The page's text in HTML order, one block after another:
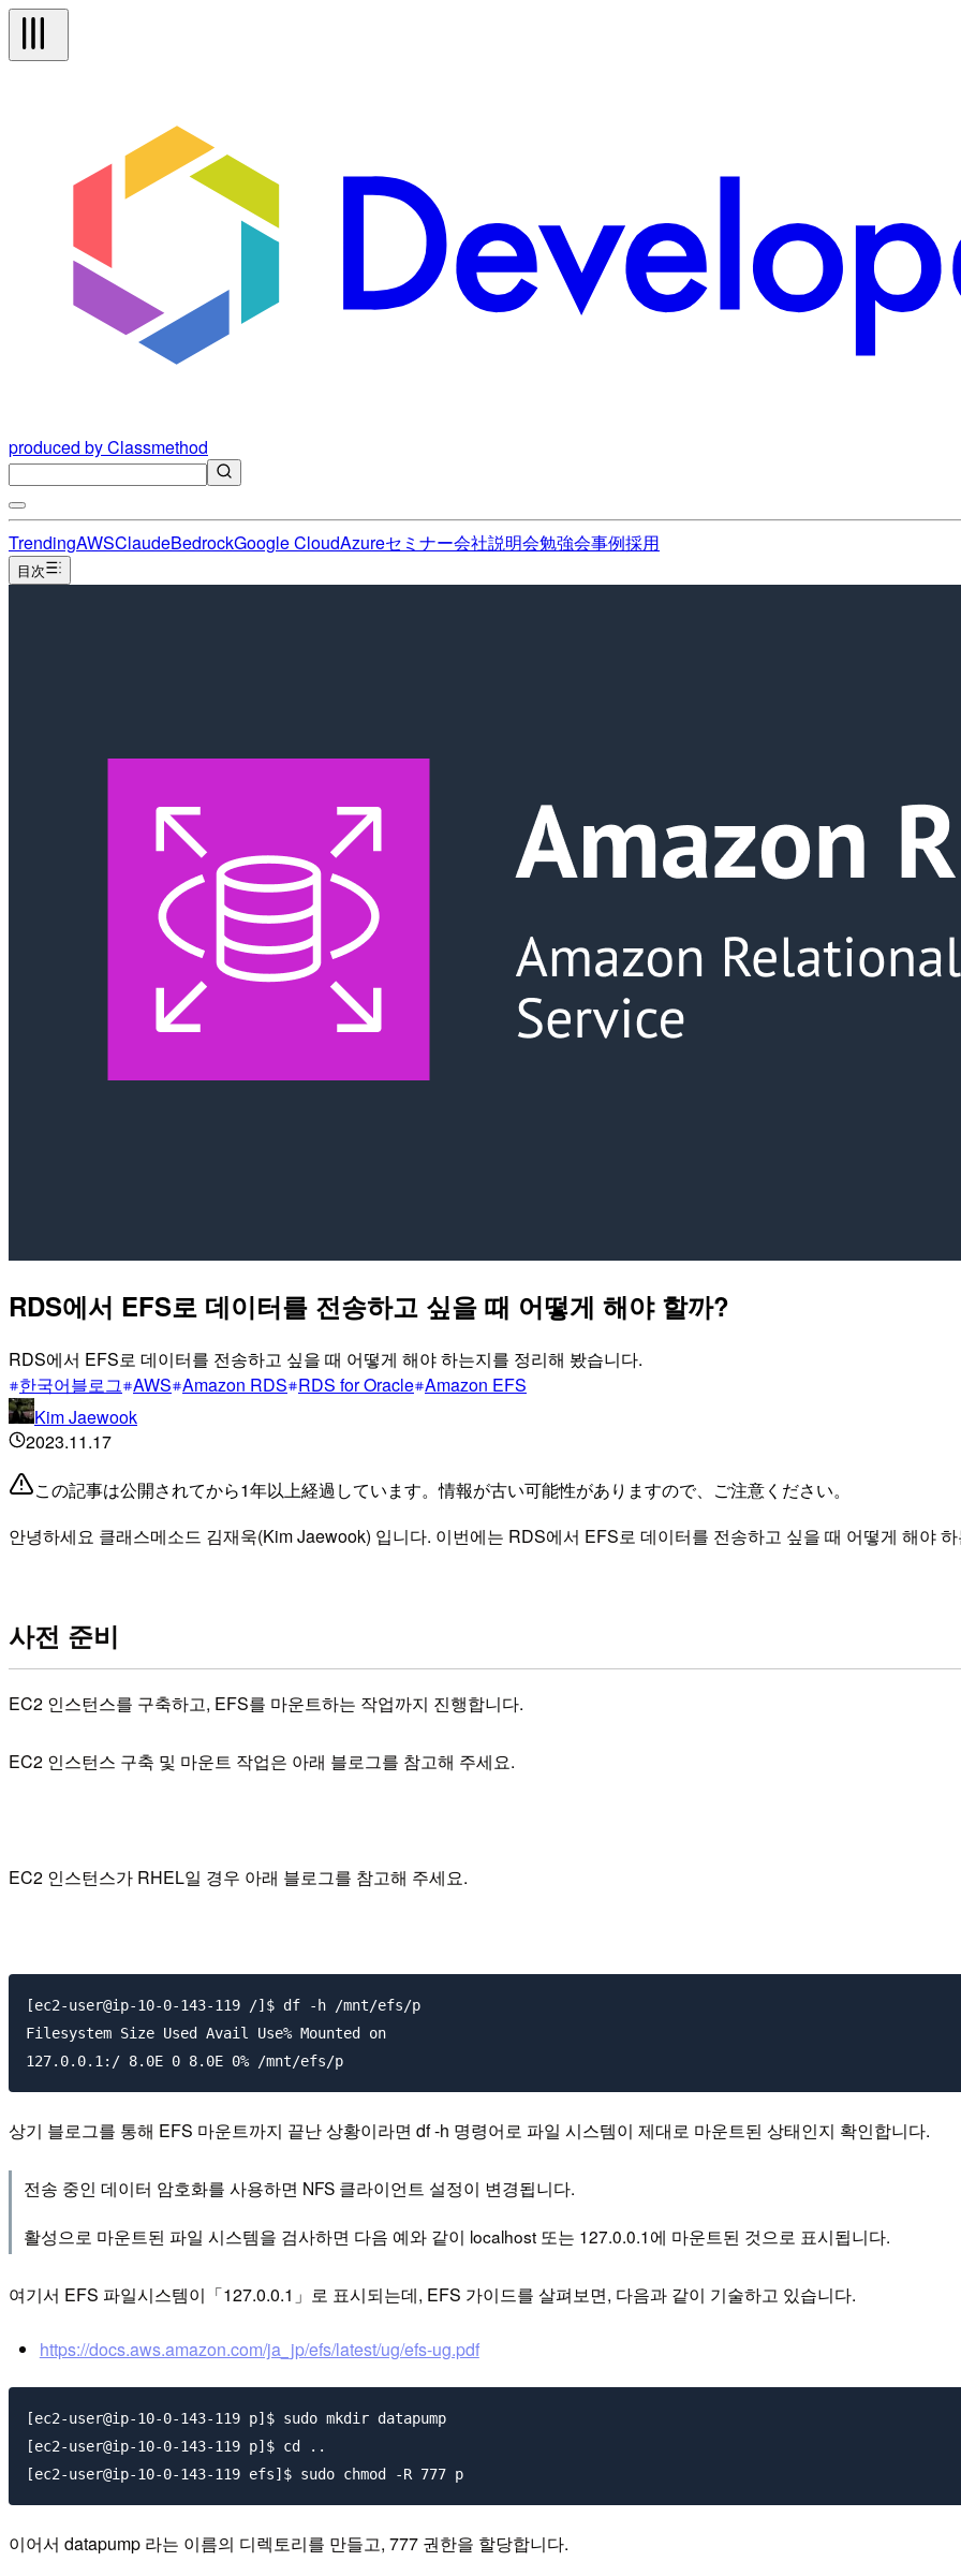
produced by Classmethod
TrendingAWSClaudeBedrockGoogle CloudAzureセミナー会社説明会勉強会事例採用
目次
RDS에서 EFS로 데이터를 전송하고 싶을 때 어떻게 해야 할까?
RDS에서 EFS로 데이터를 전송하고 싶을 때 어떻게 해야 하는지를 정리해 봤습니다.
한국어블로그 AWS Amazon RDS RDS for Oracle Amazon EFS
Kim Jaewook
2023.11.17
この記事は公開されてから1年以上経過しています。情報が古い可能性がありますので、ご注意ください。
안녕하세요 클래스메소드 김재욱(Kim Jaewook) 입니다. 이번에는 RDS에서 EFS로 데이터를 전송하고 싶을 때 어떻게 해야
사전 준비
EC2 인스턴스를 구축하고, EFS를 마운트하는 작업까지 진행합니다.
EC2 인스턴스 구축 및 마운트 작업은 아래 블로그를 참고해 주세요.
EC2 인스턴스가 RHEL일 경우 아래 블로그를 참고해 주세요.
[ec2-user@ip-10-0-143-119 /]$ df -h /mnt/efs/p
Filesystem Size Used Avail Use% Mounted on
상기 블로그를 통해 EFS 마운트까지 끝난 상황이라면 df -h 명령어로 파일 시스템이 제대로 마운트된 상태인지 확인합니다.
전송 중인 데이터 암호화를 사용하면 NFS 클라이언트 설정이 변경됩니다.
활성으로 마운트된 파일 시스템을 검사하면 다음 예와 같이 localhost 또는 127.0.0.1에 마운트된 것으로 표시됩니다.
여기서 EFS 파일시스템이「127.0.0.1」로 표시되는데, EFS 가이드를 살펴보면, 다음과 같이 기술하고 있습니다.
https://docs.aws.amazon.com/ja_jp/efs/latest/ug/efs-ug.pdf
[ec2-user@ip-10-0-143-119 p]$ sudo mkdir datapump
[ec2-user@ip-10-0-143-119 p]$ cd ..
이어서 datapump 라는 이름의 디렉토리를 만들고, 777 권한을 할당합니다.